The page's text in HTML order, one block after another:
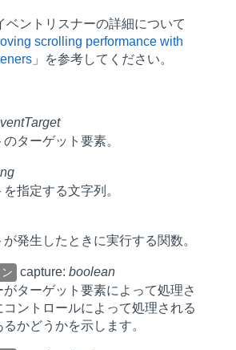
ントリスナーの詳細について
scrolling performance with
」を参考してください。
ターゲット要素。
指定する文字列。
が発生したときに実行する関数。
capture: boolean
がターゲット要素によって処理さ
コントロールによって処理される
かどうかを示します。